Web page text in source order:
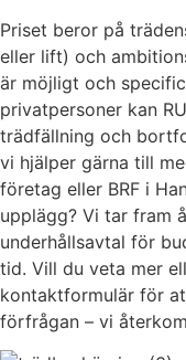
Priset beror på
eller lift) och
är möjligt och
privatpersoner kan
trädfällning och
vi hjälper gärna till
företag eller BRF i
upplägg? Vi tar fram
underhållsavtal för
tid. Vill du veta mer
kontaktformulär för
förfrågan – vi